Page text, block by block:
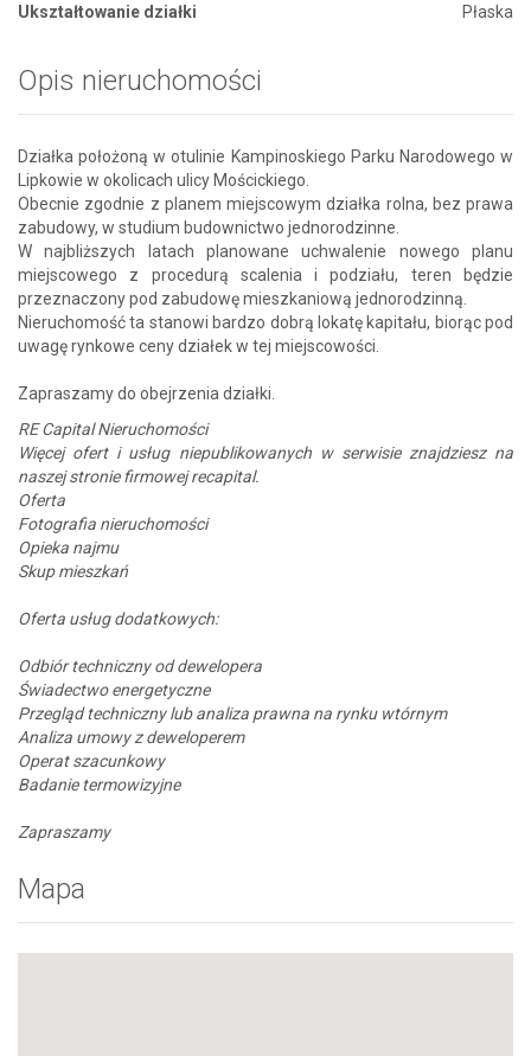
Ukształtowanie działki
Płaska
Opis nieruchomości
Działka położoną w otulinie Kampinoskiego Parku Narodowego w
Lipkowie w okolicach ulicy Mościckiego.
Obecnie zgodnie z planem miejscowym działka rolna, bez prawa
zabudowy, w studium budownictwo jednorodzinne.
W najbliższych latach planowane uchwalenie nowego planu
miejscowego z procedurą scalenia i podziału, teren będzie
przeznaczony pod zabudowę mieszkaniową jednorodzinną.
Nieruchomość ta stanowi bardzo dobrą lokatę kapitału, biorąc pod
uwagę rynkowe ceny działek w tej miejscowości.
Zapraszamy do obejrzenia działki.
RE Capital Nieruchomości
Więcej ofert i usług niepublikowanych w serwisie znajdziesz na
naszej stronie firmowej recapital.
Oferta
Fotografia nieruchomości
Opieka najmu
Skup mieszkań
Oferta usług dodatkowych:
Odbiór techniczny od dewelopera
Świadectwo energetyczne
Przegląd techniczny lub analiza prawna na rynku wtórnym
Analiza umowy z deweloperem
Operat szacunkowy
Badanie termowizyjne
Zapraszamy
Mapa